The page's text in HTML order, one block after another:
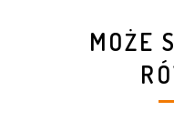
MOŻE